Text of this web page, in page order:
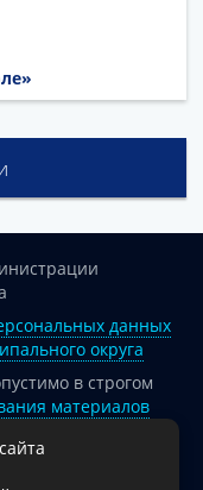
данных
округа
в строгом
материалов
ссылка